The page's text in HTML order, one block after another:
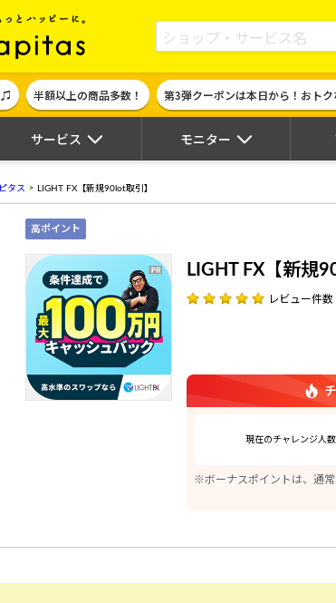
ポイント貯めて現金やギフト券に交換できるポイ
♫ 半額以上の商品多数！ 第3弾クーポンは本日から！おト
サービス モニター
タス LIGHT FX【新規90lot取引】
高ポイント
LIGHT FX【新規
レビュー件
現在のチャレンジ人数
※ボーナスポイントは、通常